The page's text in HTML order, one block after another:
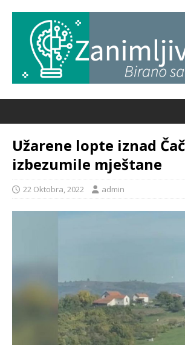
Užarene lopte iznad
izbezumile mještane
22 Oktobra, 2022 admin